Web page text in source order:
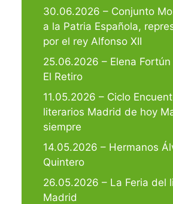
30.06.2026 – Conjunto
a la Patria Española,
por el rey Alfonso XII
25.06.2026 – Elena Fortún
El Retiro
11.05.2026 – Ciclo
literarios Madrid de hoy
siempre
14.05.2026 – Hermanos
Quintero
26.05.2026 – La Feria del
Madrid